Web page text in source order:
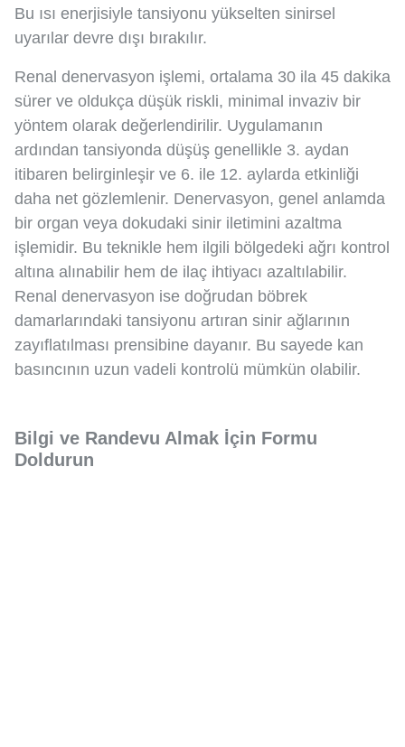
Bu ısı enerjisiyle tansiyonu yükselten sinirsel
uyarılar devre dışı bırakılır.
Renal denervasyon işlemi, ortalama 30 ila 45 dakika
sürer ve oldukça düşük riskli, minimal invaziv bir
yöntem olarak değerlendirilir. Uygulamanın
ardından tansiyonda düşüş genellikle 3. aydan
itibaren belirginleşir ve 6. ile 12. aylarda etkinliği
daha net gözlemlenir. Denervasyon, genel anlamda
bir organ veya dokudaki sinir iletimini azaltma
işlemidir. Bu teknikle hem ilgili bölgedeki ağrı kontrol
altına alınabilir hem de ilaç ihtiyacı azaltılabilir.
Renal denervasyon ise doğrudan böbrek
damarlarındaki tansiyonu artıran sinir ağlarının
zayıflatılması prensibine dayanır. Bu sayede kan
basıncının uzun vadeli kontrolü mümkün olabilir.
Bilgi ve Randevu Almak İçin Formu
Doldurun